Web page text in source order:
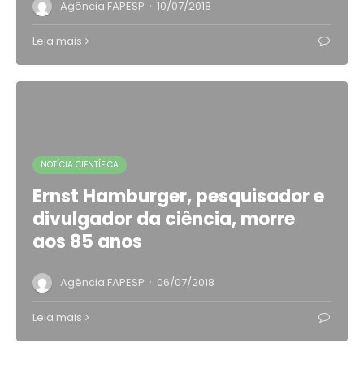
Agência FAPESP · 10/07/2018
Leia mais
NOTÍCIA CIENTÍFICA
Ernst Hamburger, pesquisador e
divulgador da ciência, morre
aos 85 anos
Agência FAPESP · 06/07/2018
Leia mais